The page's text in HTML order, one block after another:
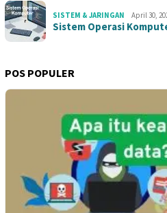
SISTEM & JARINGAN April 30,
Sistem Operasi
POS POPULER